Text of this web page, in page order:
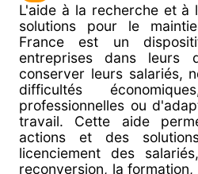
L'aide à la recherche et à
solutions pour le
France est un
entreprises dans leurs
conserver leurs salariés,
difficultés
professionnelles ou
travail. Cette aide
actions et des
licenciement des
reconversion, la